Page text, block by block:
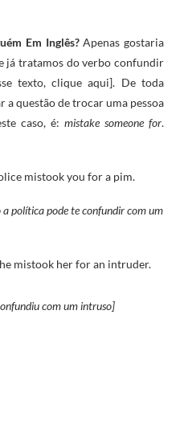
Em Inglês?Apenas gostaria
já tratamos do verbo confundir
texto, clique aqui]. De toda
questão de trocar uma pessoa
caso, é: mistake someone for.
mistook you for a pim.
política pode te confundir com um
mistook her for an intruder.
com um intruso]